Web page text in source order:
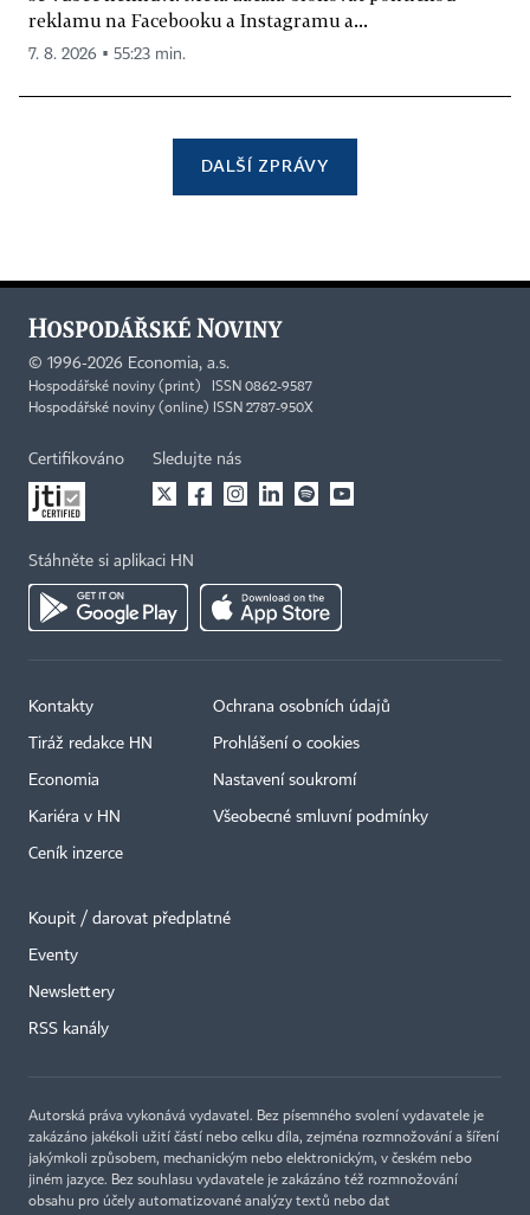
reklamu na Facebooku a Instagramu a...
7. 8. 2026 ▪ 55:23 min.
DALŠÍ ZPRÁVY
© 1996-2026 Economia, a.s.
Hospodářské noviny (print) ISSN 0862-9587
Hospodářské noviny (online) ISSN 2787-950X
Certifikováno Sledujte nás
Stáhněte si aplikaci HN
Kontakty
Tiráž redakce HN
Economia
Kariéra v HN
Ceník inzerce
Ochrana osobních údajů
Prohlášení o cookies
Nastavení soukromí
Všeobecné smluvní podmínky
Koupit / darovat předplatné
Eventy
Newslettery
RSS kanály
Autorská práva vykonává vydavatel. Bez písemného svolení vydavatele je
zakázáno jakékoli užití částí nebo celku díla, zejména rozmnožování a šíření
jakýmkoli způsobem, mechanickým nebo elektronickým, v českém nebo
jiném jazyce. Bez souhlasu vydavatele je zakázáno též rozmnožování
obsahu pro účely automatizované analýzy textů nebo dat